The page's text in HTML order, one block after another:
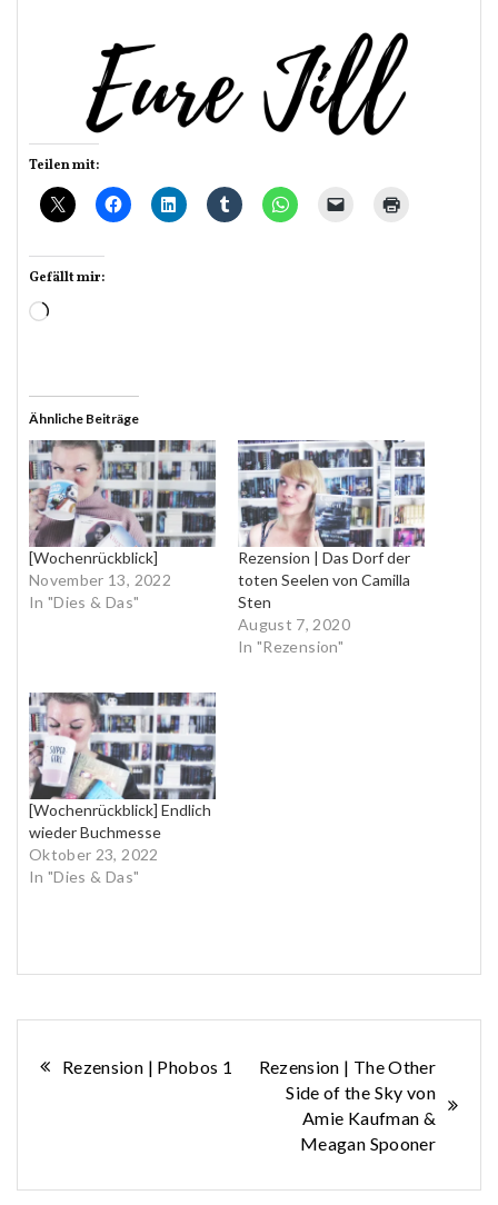
Teilen mit:
Gefällt mir:
Wird
Ähnliche Beiträge
[Wochenrückblick]
November 13, 2022
In "Dies & Das"
Rezension | Das Dorf der
toten Seelen von Camilla
Sten
August 7, 2020
In "Rezension"
[Wochenrückblick] Endlich
wieder Buchmesse
Oktober 23, 2022
In "Dies & Das"
Beitragsnavigation
Rezension | Phobos 1
Rezension | The Other
Side of the Sky von
Amie Kaufman &
Meagan Spooner